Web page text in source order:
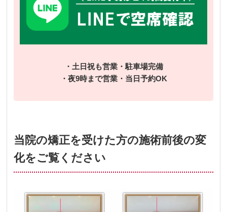
・土日祝も営業・駐車場完備
・夜9時まで営業・当日予約OK
当院の矯正を受けた方の施術前後の変
化をご覧ください